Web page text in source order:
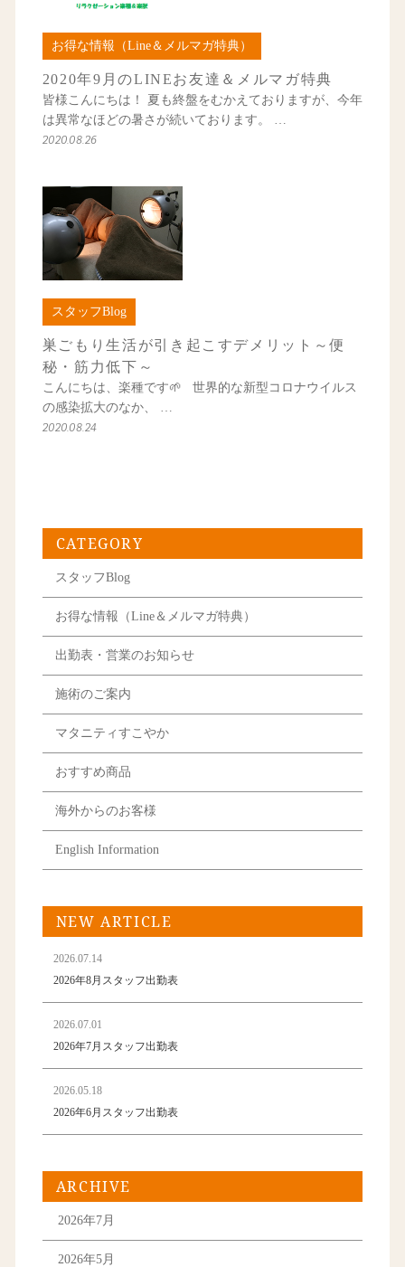
お得な情報（Line＆メルマガ特典）
2020年9月のLINEお友達＆メルマガ特典
皆様こんにちは！ 夏も終盤をむかえておりますが、今年
は異常なほどの暑さが続いております。 …
2020.08.26
スタッフBlog
巣ごもり生活が引き起こすデメリット～便
秘・筋力低下～
こんにちは、楽種です🌱 世界的な新型コロナウイルス
の感染拡大のなか、 …
2020.08.24
CATEGORY
スタッフBlog
お得な情報（Line＆メルマガ特典）
出勤表・営業のお知らせ
施術のご案内
マタニティすこやか
おすすめ商品
海外からのお客様
English Information
NEW ARTICLE
2026.07.14
2026年8月スタッフ出勤表
2026.07.01
2026年7月スタッフ出勤表
2026.05.18
2026年6月スタッフ出勤表
ARCHIVE
2026年7月
2026年5月